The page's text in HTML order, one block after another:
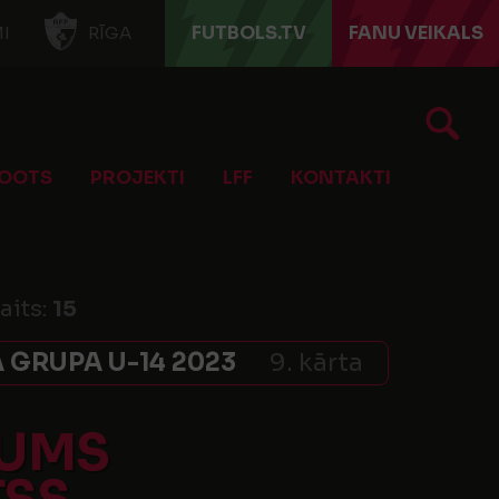
RĪGA FUTBOLS.TV FANU VEIKALS
PROJEKTI LFF KONTAKTI
15
GRUPA U-14 2023 9. kārta